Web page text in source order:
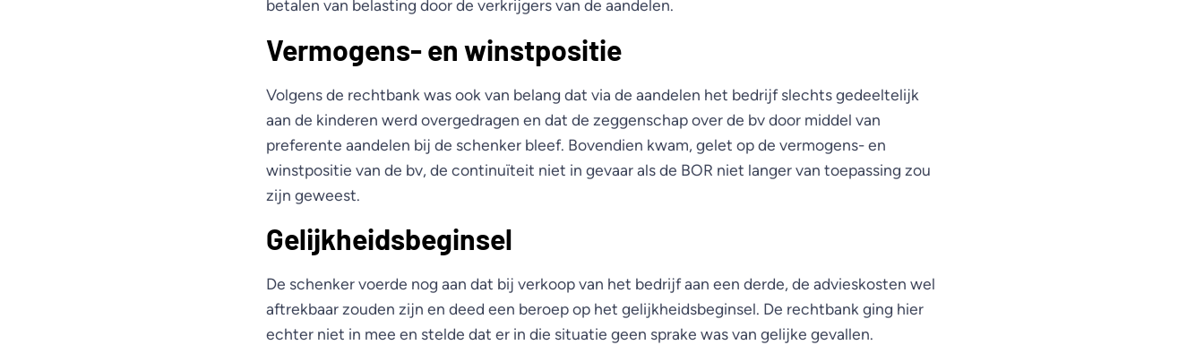
betalen van belasting door de verkrijgers van de aandelen.
Vermogens- en winstpositie
Volgens de rechtbank was ook van belang dat via de aandelen het bedrijf slechts gedeeltelijk
aan de kinderen werd overgedragen en dat de zeggenschap over de bv door middel van
preferente aandelen bij de schenker bleef. Bovendien kwam, gelet op de vermogens- en
winstpositie van de bv, de continuïteit niet in gevaar als de BOR niet langer van toepassing zou
zijn geweest.
Gelijkheidsbeginsel
De schenker voerde nog aan dat bij verkoop van het bedrijf aan een derde, de advieskosten wel
aftrekbaar zouden zijn en deed een beroep op het gelijkheidsbeginsel. De rechtbank ging hier
echter niet in mee en stelde dat er in die situatie geen sprake was van gelijke gevallen.